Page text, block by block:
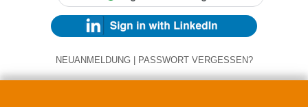
NEUANMELDUNG | PASSWORT VERGESSEN?